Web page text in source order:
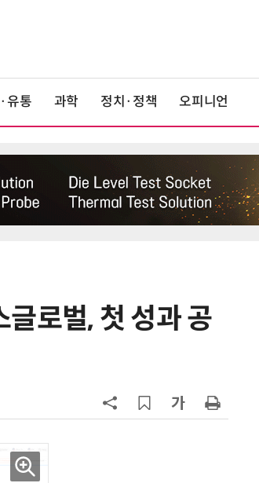
유통 과학 정치·정책 오피니언
로벌, 첫 성과 공
6
[테크데이, 빛으로 通한다]<2>오이
문 '실리콘 포토닉스·CPO' 테크데
분기 사상 최대 매출